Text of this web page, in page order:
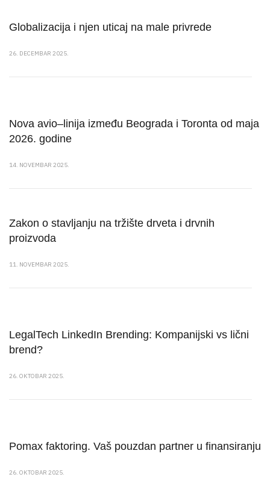
Globalizacija i njen uticaj na male privrede
26. DECEMBAR 2025.
Nova avio–linija između Beograda i Toronta od maja
2026. godine
14. NOVEMBAR 2025.
Zakon o stavljanju na tržište drveta i drvnih
proizvoda
11. NOVEMBAR 2025.
LegalTech LinkedIn Brending: Kompanijski vs lični
brend?
26. OKTOBAR 2025.
Pomax faktoring. Vaš pouzdan partner u finansiranju
26. OKTOBAR 2025.